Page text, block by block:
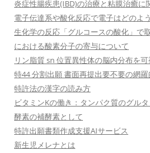
炎症性腸疾患(IBD)の治療と粘膜治癒に
電子伝達系や酸化反応で電子はどのよ
生化学の反応「グルコースの酸化」で
における酸素分子の寄与について
リン脂質 sn 位置異性体の脳内分布を
特44 分割出願 書面再提出要不要の網
特許法の漢字の読み方
ビタミンKの働き：タンパク質のグル
酵素の補酵素として
特許出願書類作成支援AIサービス
新生児メレナとは